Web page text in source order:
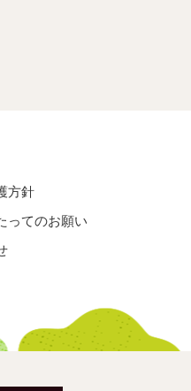
方針
ってのお願い